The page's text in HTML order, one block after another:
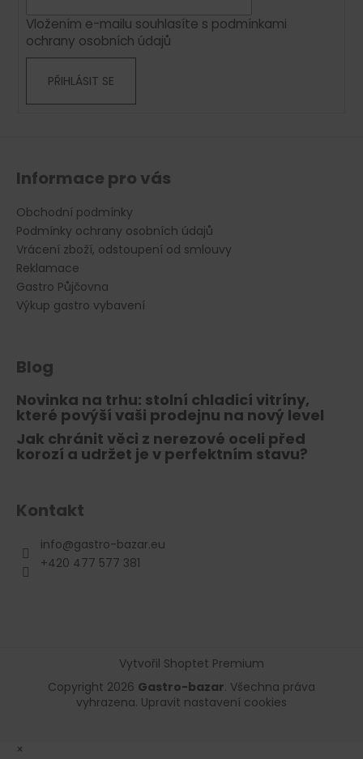
p
r
Vložením e-mailu souhlasíte s podmínkami
ochrany osobních údajů
PŘIHLÁSIT SE
Informace pro vás
Obchodní podmínky
Podmínky ochrany osobních údajů
Vrácení zboží, odstoupení od smlouvy
Reklamace
Gastro Půjčovna
Výkup gastro vybavení
Blog
Novinka na trhu: stolní chladicí vitríny,
které povýší vaši prodejnu na nový level
Jak chránit věci z nerezové oceli před
korozí a udržet je v perfektním stavu?
Kontakt
info@gastro-bazar.eu
+420 477 577 381
Vytvořil Shoptet Premium
Copyright 2026 Gastro-bazar. Všechna práva
vyhrazena. Upravit nastavení cookies
×